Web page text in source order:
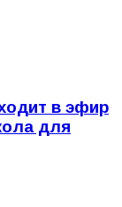
в эфир
для